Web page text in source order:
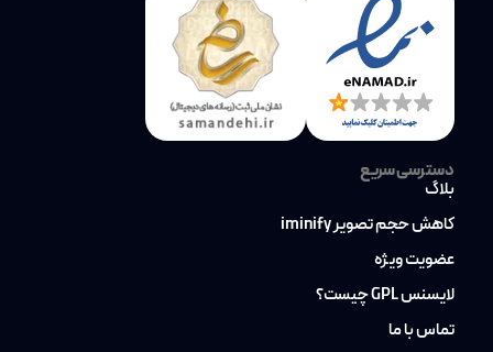
دسترسی سریع
بلاگ
کاهش حجم تصویر iminify
عضویت ویژه
لایسنس GPL چیست؟
تماس با ما